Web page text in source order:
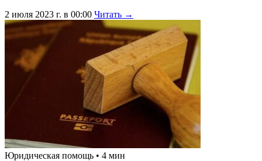
2 июля 2023 г. в 00:00 Читать →
Юридическая помощь • 4 мин